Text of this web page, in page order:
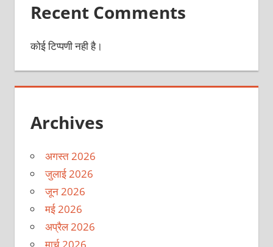
Recent Comments
कोई टिप्पणी नही है।
Archives
अगस्त 2026
जुलाई 2026
जून 2026
मई 2026
अप्रैल 2026